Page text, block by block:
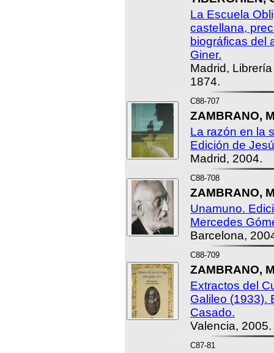
La Escuela
castellana,
biográficas del
Giner.
Madrid,
1874.
C88-707
ZAMBRANO,
La razón en la
Edición de
Madrid, 2004.
C88-708
ZAMBRANO,
Unamuno.
Mercedes
Barcelona,
C88-709
ZAMBRANO,
Extractos del
Galileo (1933).
Casado.
Valencia, 2005.
C87-81